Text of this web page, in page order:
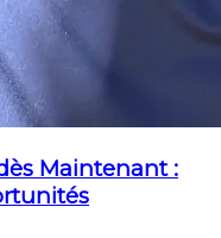
Maintenant :